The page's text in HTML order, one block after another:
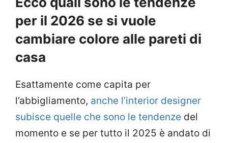
per il 2026 se si vuole
cambiare colore alle pareti di
casa
Esattamente come capita per
l’abbigliamento, anche l’interior designer
subisce quelle che sono le tendenze del
momento e se per tutto il 2025 è andato di